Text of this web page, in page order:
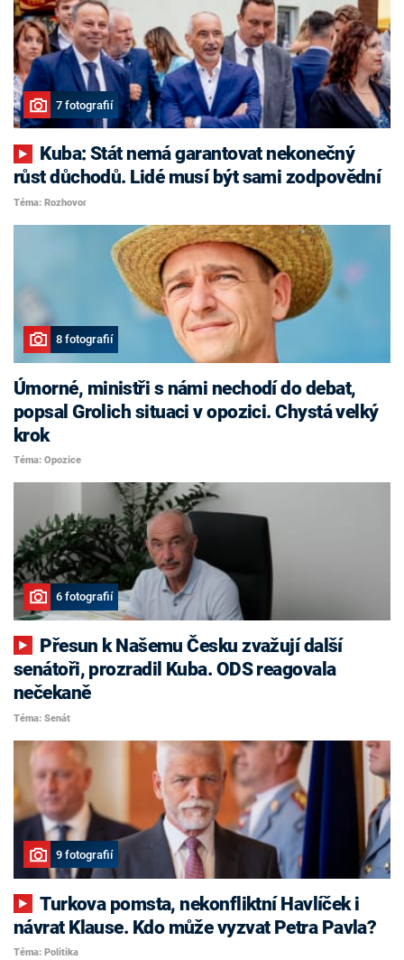
7 fotografií
růst důchodů. Lidé musí být sami zodpovědní
Téma: Rozhovor
8 fotografií
Úmorné, ministři s námi nechodí do debat,
popsal Grolich situaci v opozici. Chystá velký
krok
Téma: Opozice
6 fotografií
senátoři, prozradil Kuba. ODS reagovala
nečekaně
Téma: Senát
9 fotografií
Turkova pomsta, nekonfliktní Havlíček i
návrat Klause. Kdo může vyzvat Petra Pavla?
Téma: Politika